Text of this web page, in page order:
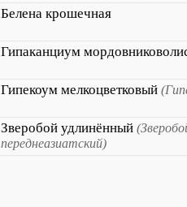
Белена крошечная
Гипаканциум
Гипекоум мелкоцветковый
Зверобой удлинённый
переднеазиатский)